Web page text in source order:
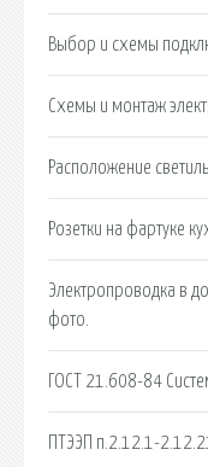
Выбор и схемы
Схемы и монтаж
Расположение
Розетки на фартуке
Электропроводка в
фото.
ГОСТ 21.608-84
ПТЭЭП п.2.12.1-